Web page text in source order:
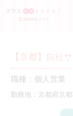
【京都】自社
職種：個人営業
勤務地：京都府京